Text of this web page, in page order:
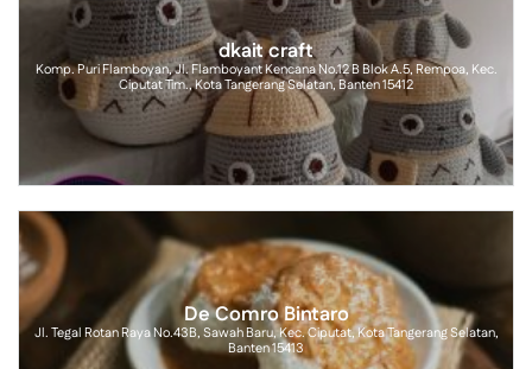
dkait craft
Komp. Puri Flamboyan, Jl. Flamboyant Kencana No.12 B Blok A.5, Rempoa, Kec.
Ciputat Tim., Kota Tangerang Selatan, Banten 15412
De Comro Bintaro
Jl. Tegal Rotan Raya No.43B, Sawah Baru, Kec. Ciputat, Kota Tangerang Selatan,
Banten 15413